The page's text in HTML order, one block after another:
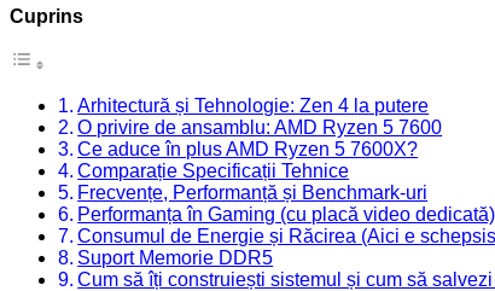
Cuprins
Arhitectură și Tehnologie: Zen 4 la putere
O privire de ansamblu: AMD Ryzen 5 7600
Ce aduce în plus AMD Ryzen 5 7600X?
Comparație Specificații Tehnice
Frecvențe, Performanță și Benchmark-uri
Performanța în Gaming (cu placă video dedicată)
Consumul de Energie și Răcirea (Aici e
Suport Memorie DDR5
Cum să îți construiești sistemul și cum să